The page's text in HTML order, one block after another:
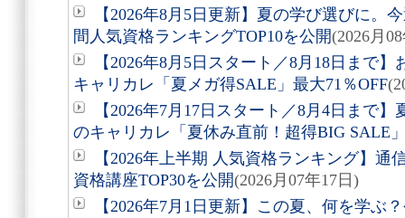
【2026年8月5日更新】夏の学び選びに。
間人気資格ランキングTOP10を公開(2026月
【2026年8月5日スタート／8月18日まで
キャリカレ「夏メガ得SALE」最大71％OFF
【2026年7月17日スタート／8月4日まで
のキャリカレ「夏休み直前！超得BIG SALE
【2026年上半期 人気資格ランキング】
資格講座TOP30を公開(2026月07年17日)
【2026年7月1日更新】この夏、何を学ぶ